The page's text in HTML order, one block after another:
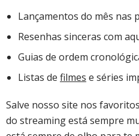
Lançamentos do mês nas
Resenhas sinceras com
Guias de ordem
Listas de filmes e séries
Salve nosso site nos
do streaming está sempre